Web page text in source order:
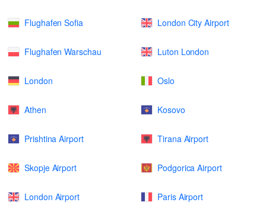
Flughafen Sofia London City Airport
Flughafen Warschau Luton London
London Oslo
Athen Kosovo
Prishtina Airport Tirana Airport
Skopje Airport Podgorica Airport
London Airport Paris Airport